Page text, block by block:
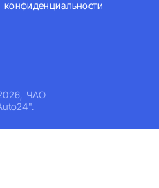
ЧАО
конфиденциальности